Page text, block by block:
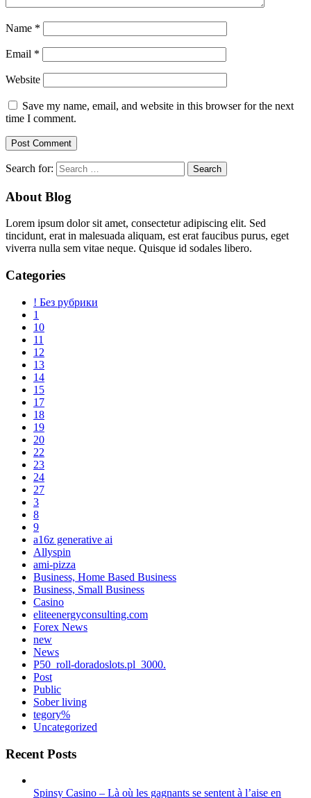
Name *
Email *
Website
Save my name, email, and website in this browser for the next
time I comment.
Search for:
About Blog
Lorem ipsum dolor sit amet, consectetur adipiscing elit. Sed
tincidunt, erat in malesuada aliquam, est erat faucibus purus, eget
viverra nulla sem vitae neque. Quisque id sodales libero.
Categories
! Без рубрики
1
10
11
12
13
14
15
17
18
19
20
22
23
24
27
3
8
9
a16z generative ai
Allyspin
ami-pizza
Business, Home Based Business
Business, Small Business
Casino
eliteenergyconsulting.com
Forex News
new
News
P50_roll-doradoslots.pl_3000.
Post
Public
Sober living
tegory%
Uncategorized
Recent Posts
Spinsy Casino – Là où les gagnants se sentent à l’aise en